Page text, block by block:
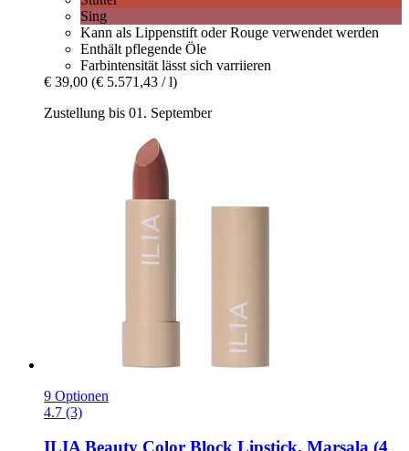
Sing
Kann als Lippenstift oder Rouge verwendet werden
Enthält pflegende Öle
Farbintensität lässt sich varriieren
€ 39,00 (€ 5.571,43 / l)
Zustellung bis 01. September
9 Optionen
4.7 (3)